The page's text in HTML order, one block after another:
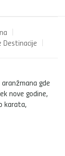
Destinacije
gde
nove godine,
karata,